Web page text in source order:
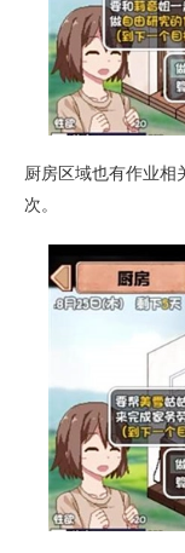
厨房区域也有作业相
次。